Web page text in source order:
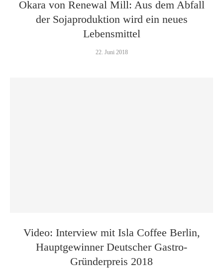
Okara von Renewal Mill: Aus dem Abfall
der Sojaproduktion wird ein neues
Lebensmittel
22. Juni 2018
Video: Interview mit Isla Coffee Berlin,
Hauptgewinner Deutscher Gastro-
Gründerpreis 2018